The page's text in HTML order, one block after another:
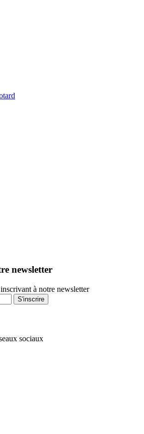
newsletter
à notre newsletter
S'inscrire
sociaux